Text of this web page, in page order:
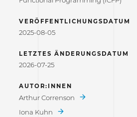
VERÖFFENTLICHUNGSDATUM
2025-08-05
LETZTES ÄNDERUNGSDATUM
2026-07-25
AUTOR:INNEN
Arthur Correnson
Iona Kuhn